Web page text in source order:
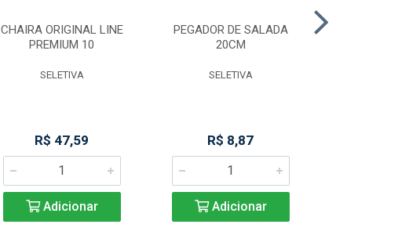
CHAIRA ORIGINAL LINE
PREMIUM 10
SELETIVA
R$ 47,59
Adicionar
PEGADOR DE SALADA
20CM
SELETIVA
R$ 8,87
Adicionar